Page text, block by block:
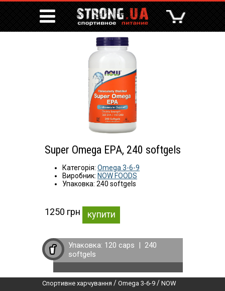
Super Omega EPA, 240 softgels
Категорія: Omega 3-6-9
Виробник: NOW FOODS
Упаковка: 240 softgels
1250 грн купити
Упаковка: 120 caps | 240
softgels
Спортивне харчування / Omega 3-6-9 / NOW